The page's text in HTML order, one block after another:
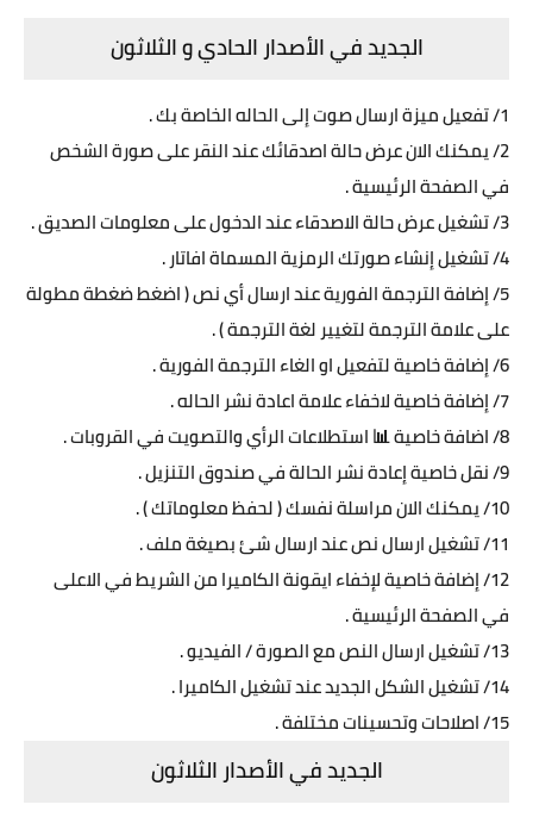
الجديد في الأصدار الحادي و الثلاثون
1/ تفعيل ميزة ارسال صوت إلى الحاله الخاصة بك .
2/ يمكنك الان عرض حالة اصدقائك عند النقر على صورة الشخص
في الصفحة الرئيسية .
3/ تشغيل عرض حالة الاصدقاء عند الدخول على معلومات الصديق .
4/ تشغيل إنشاء صورتك الرمزية المسماة افاتار .
5/ إضافة الترجمة الفورية عند ارسال أي نص ( اضغط ضغطة مطولة
على علامة الترجمة لتغيير لغة الترجمة ) .
6/ إضافة خاصية لتفعيل او الغاء الترجمة الفورية .
7/ إضافة خاصية لاخفاء علامة اعادة نشر الحاله .
8/ اضافة خاصية 📊 استطلاعات الرأي والتصويت في القروبات .
9/ نقل خاصية إعادة نشر الحالة في صندوق التنزيل .
10/ يمكنك الان مراسلة نفسك ( لحفظ معلوماتك ) .
11/ تشغيل ارسال نص عند ارسال شئ بصيغة ملف .
12/ إضافة خاصية لإخفاء ايقونة الكاميرا من الشريط في الاعلى
في الصفحة الرئيسية .
13/ تشغيل ارسال النص مع الصورة / الفيديو .
14/ تشغيل الشكل الجديد عند تشغيل الكاميرا .
15/ اصلاحات وتحسينات مختلفة .
الجديد في الأصدار الثلاثون